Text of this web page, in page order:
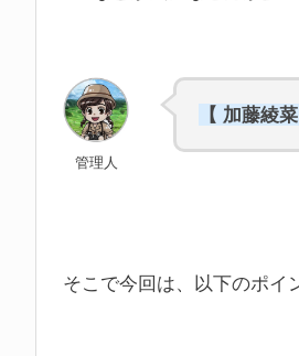
管理人
【 加藤綾
そこで今回は、以下のポイ